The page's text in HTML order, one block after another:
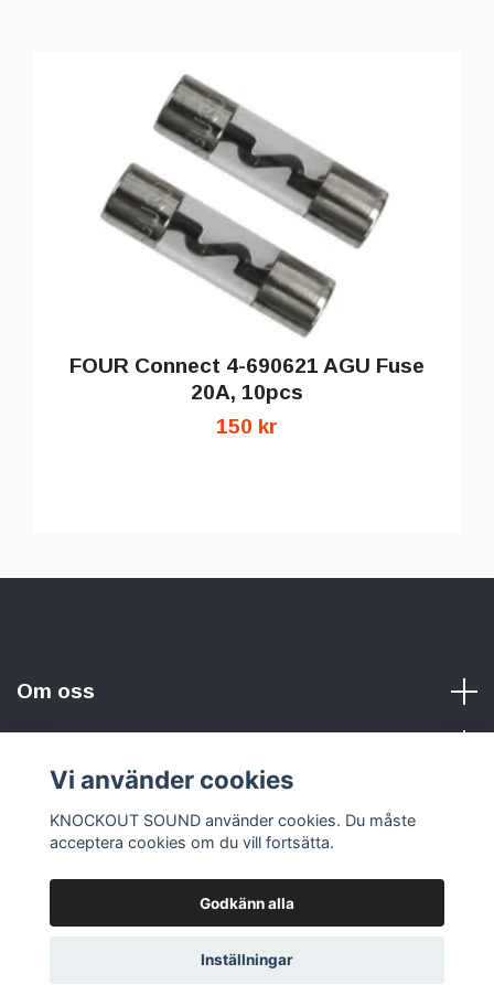
FOUR Connect 4-690621 AGU Fuse
20A, 10pcs
150 kr
Om oss
Sociala medier
© 2026 KNOCKOUT SOUND
Vi använder cookies
KNOCKOUT SOUND använder cookies. Du måste
acceptera cookies om du vill fortsätta.
Godkänn alla
Inställningar